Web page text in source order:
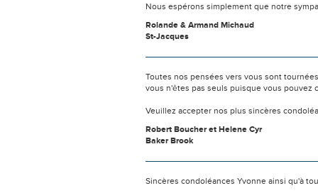
Nous espérons simplement que notre
Rolande & Armand Michaud
St-Jacques
Toutes nos pensées vers vous sont
vous n'êtes pas seuls puisque vous pouvez
Veuillez accepter nos plus sincères
Robert Boucher et Helene Cyr
Baker Brook
Sincères condoléances Yvonne ainsi qu'à